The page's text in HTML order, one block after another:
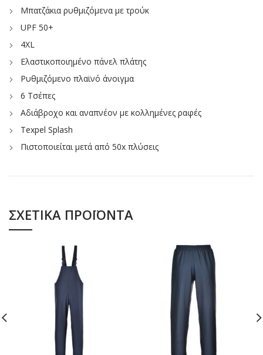
Μπατζάκια ρυθμιζόμενα με τρούκ
UPF 50+
4XL
Ελαστικοποιημένο πάνελ πλάτης
Ρυθμιζόμενο πλαϊνό άνοιγμα
6 Τσέπες
Αδιάβροχο και αναπνέον με κολλημένες ραφές
Texpel Splash
Πιστοποιείται μετά από 50x πλύσεις
ΣΧΕΤΙΚΆ ΠΡΟΪΌΝΤΑ